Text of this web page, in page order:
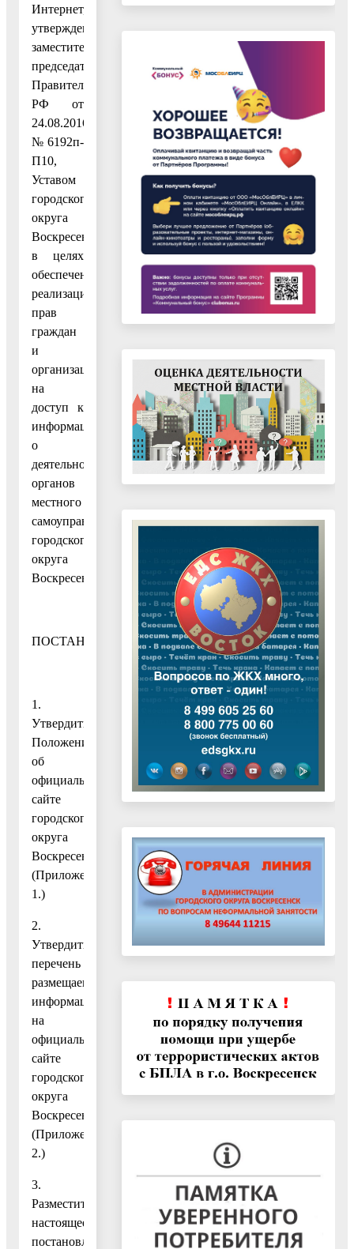
Интернет,
утвержденных
заместителем
председателя
Правительства
РФ от
24.08.2016
№ 6192п-
П10,
Уставом
городского
округа
Воскресенск,
в целях
обеспечения
реализации
прав
граждан
и
организаций
на
доступ к
информации
о
деятельности
органов
местного
самоуправления
городского
округа
Воскресенск
ПОСТАНОВЛЯЮ:
1.
Утвердить
Положение
об
официальном
сайте
городского
округа
Воскресенск.
(Приложение
1.)
2.
Утвердить
перечень
размещаемой
информации
на
официальном
сайте
городского
округа
Воскресенск.
(Приложение
2.)
3.
Разместить
настоящее
постановление